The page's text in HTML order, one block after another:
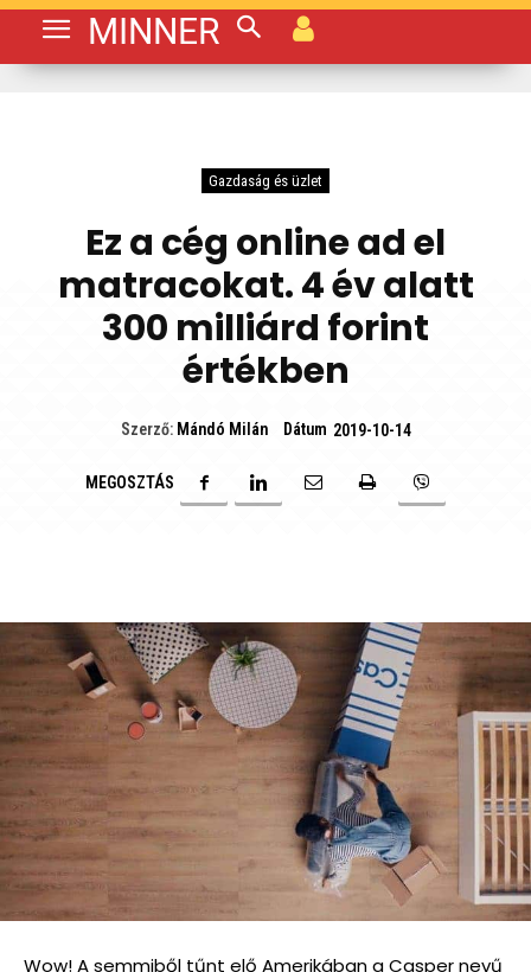
MINNER
Gazdaság és üzlet
Ez a cég online ad el
matracokat. 4 év alatt
300 milliárd forint
értékben
Szerző: Mándó Milán Dátum 2019-10-14
MEGOSZTÁS
Wow! A semmiből tűnt elő Amerikában a Casper nevű